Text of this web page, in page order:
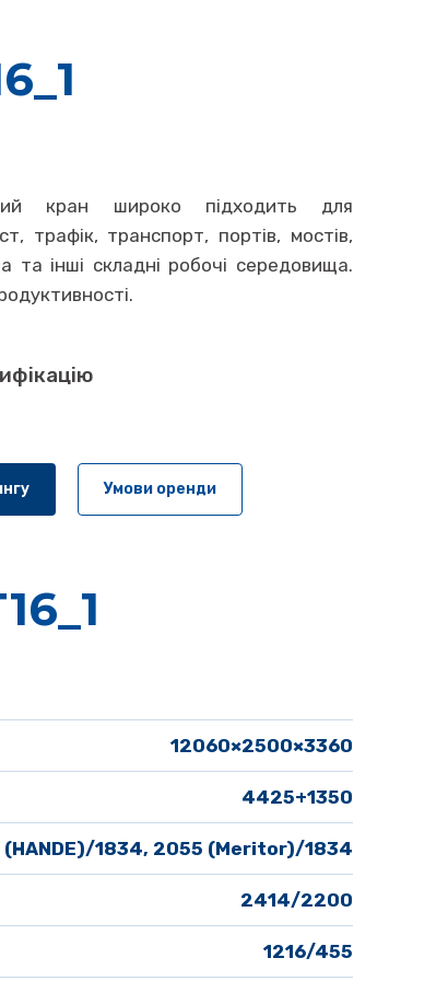
кран широко підходить для
трафік, транспорт, портів, мостів,
інші складні робочі середовища.
Умови оренди
12060×2500×3360
4425+1350
1834, 2055 (Meritor)/1834
2414/2200
1216/455